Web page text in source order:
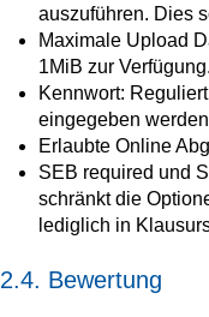
auszuführen. Dies
Maximale Upload
1MiB zur Verfügung.
Kennwort:
eingegeben
Erlaubte Online
SEB required und
schränkt die
lediglich in
2.4. Bewertung